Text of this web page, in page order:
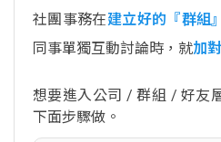
社團事務在建立好的『群組』
同事單獨互動討論時，就加
想要進入公司 / 群組 / 好友
下面步驟做。